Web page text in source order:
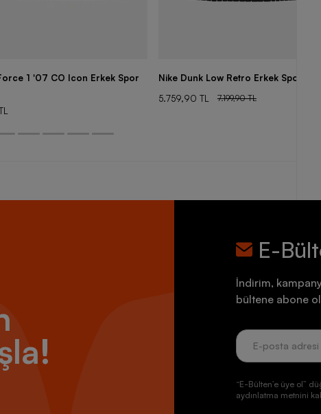
1 '07 CO Icon Erkek Spor
Nike Dunk Low Retro Erkek Spor
5.759,90 TL
7.199,90 TL
E-
İndirim,
bültene abone
“E-Bülten’e üye ol”
aydınlatma metnini